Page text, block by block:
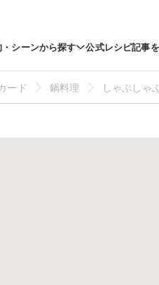
・シーンから探す 公式レシピ記事
ード 鍋料理 しゃぶしゃ